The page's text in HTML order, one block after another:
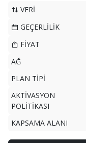
VERİ
GEÇERLİLİK
FİYAT
AĞ
PLAN TİPİ
AKTİVASYON
POLİTİKASI
KAPSAMA ALANI